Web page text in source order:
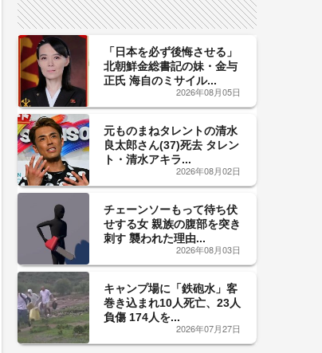
「日本を必ず後悔させる」
北朝鮮金総書記の妹・金与
正氏 海自のミサイル...
2026年08月05日
元ものまねタレントの清水
良太郎さん(37)死去 タレン
ト・清水アキラ...
2026年08月02日
チェーンソーもって待ち伏
せする女 親族の腹部を突き
刺す 襲われた理由...
2026年08月03日
キャンプ場に「鉄砲水」客
巻き込まれ10人死亡、23人
負傷 174人を...
2026年07月27日